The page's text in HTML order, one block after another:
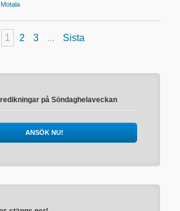
1 2 3 ... Sista
på Söndaghelaveckan
ANSÖK NU!